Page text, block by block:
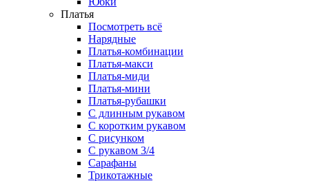
Платья
Посмотреть всё
Нарядные
Платья-комбинации
Платья-макси
Платья-миди
Платья-мини
Платья-рубашки
С длинным рукавом
С коротким рукавом
С рисунком
С рукавом 3/4
Сарафаны
Трикотажные